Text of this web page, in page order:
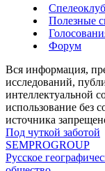
Полезные
Форум
Вся информация,
исследований,
интеллектуальной
использование без
источника
Под чуткой заботой
SEMPROGROUP
Русское